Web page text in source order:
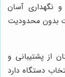
نگهداری آسان
بدون محدودیت
از پشتیبانی و
دستگاه دارد